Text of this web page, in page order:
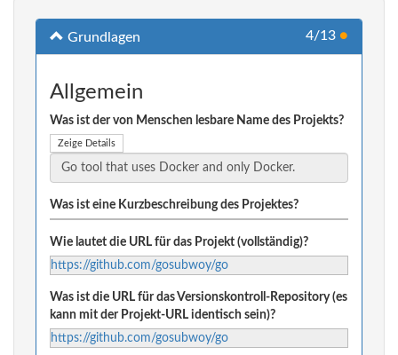
Grundlagen 4/13 ●
Allgemein
Was ist der von Menschen lesbare Name des Projekts?
Zeige Details
Was ist eine Kurzbeschreibung des Projektes?
Wie lautet die URL für das Projekt (vollständig)?
https://github.com/gosubwoy/go
Was ist die URL für das Versionskontroll-Repository (es
kann mit der Projekt-URL identisch sein)?
https://github.com/gosubwoy/go